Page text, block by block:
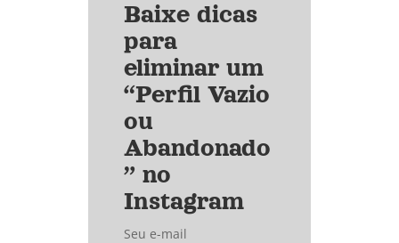
Baixe dicas
para
eliminar um
“Perfil Vazio
ou
Abandonado
” no
Instagram
Seu e-mail